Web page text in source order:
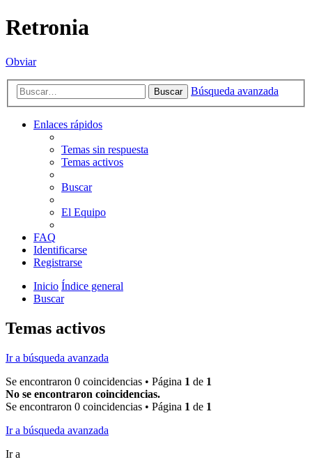
Retronia
Obviar
Buscar Búsqueda avanzada
Enlaces rápidos
Temas sin respuesta
Temas activos
Buscar
El Equipo
FAQ
Identificarse
Registrarse
Inicio Índice general
Buscar
Temas activos
Ir a búsqueda avanzada
Se encontraron 0 coincidencias • Página 1 de 1
No se encontraron coincidencias.
Se encontraron 0 coincidencias • Página 1 de 1
Ir a búsqueda avanzada
Ir a